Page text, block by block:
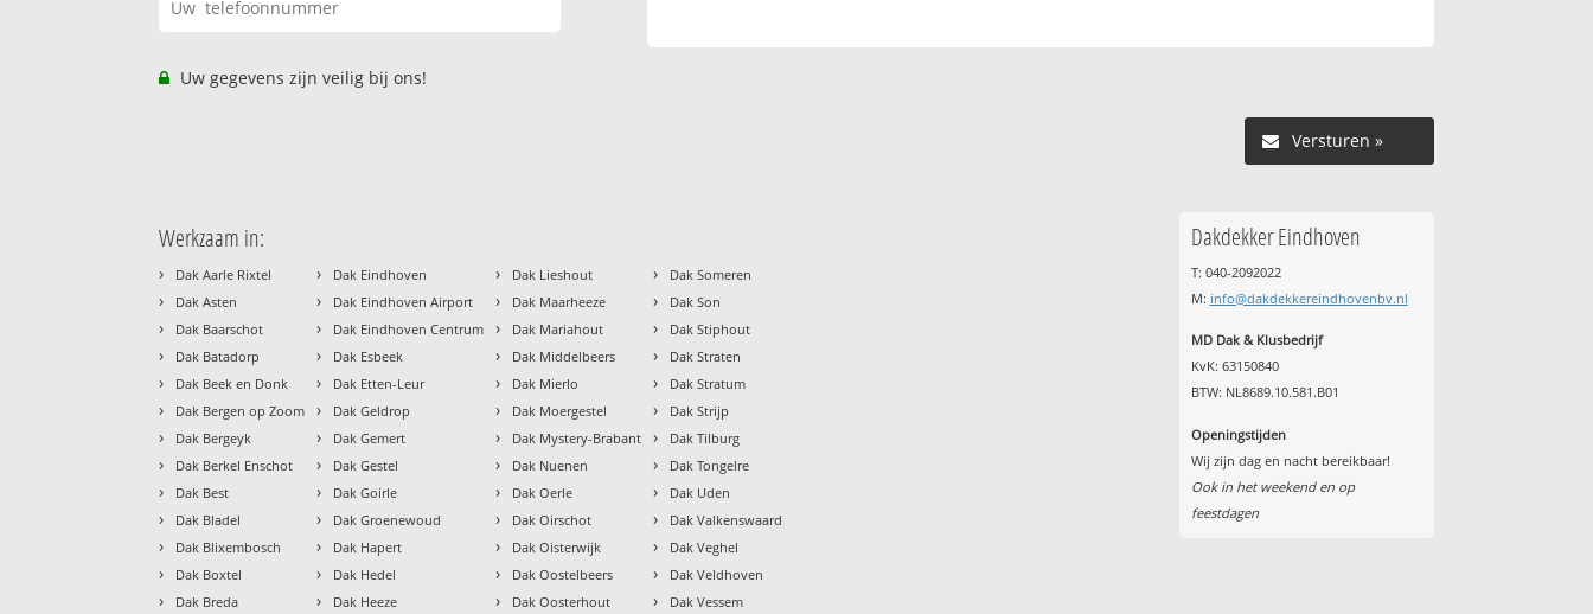
Uw gegevens zijn veilig bij ons!
Versturen »
Werkzaam in:
› Dak Aarle Rixtel
› Dak Asten
› Dak Baarschot
› Dak Batadorp
› Dak Beek en Donk
› Dak Bergen op Zoom
› Dak Bergeyk
› Dak Berkel Enschot
› Dak Best
› Dak Bladel
› Dak Blixembosch
› Dak Boxtel
› Dak Breda
› Dak Eindhoven
› Dak Eindhoven Airport
› Dak Eindhoven Centrum
› Dak Esbeek
› Dak Etten-Leur
› Dak Geldrop
› Dak Gemert
› Dak Gestel
› Dak Goirle
› Dak Groenewoud
› Dak Hapert
› Dak Hedel
› Dak Heeze
› Dak Lieshout
› Dak Maarheeze
› Dak Mariahout
› Dak Middelbeers
› Dak Mierlo
› Dak Moergestel
› Dak Mystery-Brabant
› Dak Nuenen
› Dak Oerle
› Dak Oirschot
› Dak Oisterwijk
› Dak Oostelbeers
› Dak Oosterhout
› Dak Someren
› Dak Son
› Dak Stiphout
› Dak Straten
› Dak Stratum
› Dak Strijp
› Dak Tilburg
› Dak Tongelre
› Dak Uden
› Dak Valkenswaard
› Dak Veghel
› Dak Veldhoven
› Dak Vessem
Dakdekker Eindhoven
T: 040-2092022
M: info@dakdekkereindhovenbv.nl
MD Dak & Klusbedrijf
KvK: 63150840
BTW: NL8689.10.581.B01
Openingstijden
Wij zijn dag en nacht bereikbaar!
Ook in het weekend en op
feestdagen